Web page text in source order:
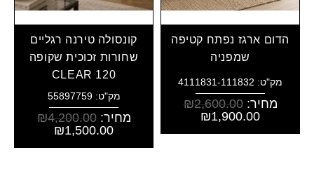
הדום ארגז נפתח קטיפה
שמפניה
מק"ט: 4111831-111832
מחיר: ₪2,600.00
₪1,900.00
קונסולה טירנה רגליים
שחורות זכוכית שקופה
CLEAR 120
מק"ט: 55897759
מחיר: ₪4,200.00
₪1,500.00